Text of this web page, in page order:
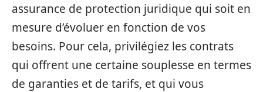
assurance de protection juridique qui soit en
mesure d’évoluer en fonction de vos
besoins. Pour cela, privilégiez les contrats
qui offrent une certaine souplesse en termes
de garanties et de tarifs, et qui vous